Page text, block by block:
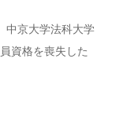
中京大学法科大学
資格を喪失した